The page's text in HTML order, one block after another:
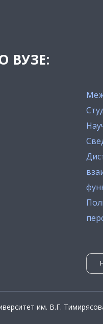
ВУЗЕ:
им. В.Г.